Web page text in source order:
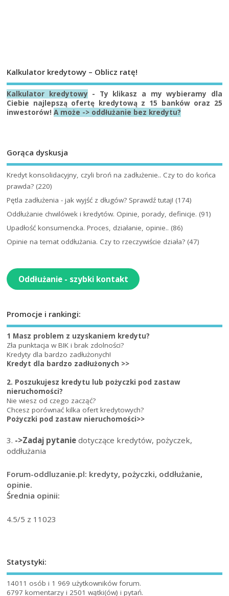
Kalkulator kredytowy – Oblicz ratę!
Kalkulator kredytowy - Ty klikasz a my wybieramy dla
Ciebie najlepszą ofertę kredytową z 15 banków oraz 25
inwestorów!A może -> oddłużanie bez kredytu?
Gorąca dyskusja
Kredyt konsolidacyjny, czyli broń na zadłużenie.. Czy to do końca
prawda? (220)
Pętla zadłużenia - jak wyjść z długów? Sprawdź tutaj! (174)
Oddłużanie chwilówek i kredytów. Opinie, porady, definicje. (91)
Upadłość konsumencka. Proces, działanie, opinie.. (86)
Opinie na temat oddłużania. Czy to rzeczywiście działa? (47)
Oddłużanie - szybki kontakt
Promocje i rankingi:
1 Masz problem z uzyskaniem kredytu?
Zła punktacja w BIK i brak zdolności?
Kredyty dla bardzo zadłużonych!
Kredyt dla bardzo zadłużonych >>
2. Poszukujesz kredytu lub pożyczki pod zastaw
nieruchomości?
Nie wiesz od czego zacząć?
Chcesz porównać kilka ofert kredytowych?
Pożyczki pod zastaw nieruchomości>>
3. ->Zadaj pytanie dotyczące kredytów, pożyczek,
oddłużania
Forum-oddluzanie.pl: kredyty, pożyczki, oddłużanie,
opinie.
Średnia opinii:
4.5/5 z 11023
Statystyki:
14011 osób i 1 969 użytkowników forum.
6797 komentarzy i 2501 wątki(ów) i pytań.